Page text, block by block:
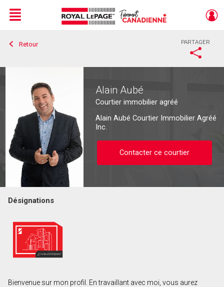
Live
En Direct
Menu
Retour PARTAGER
Alain Aubé
Courtier immobilier agréé
Alain Aubé Courtier Immobilier Agréé
Inc.
Contacter ce courtier
Prénom
et
Nom
Désignations
Bienvenue sur mon profil. En travaillant avec moi, vous aurez